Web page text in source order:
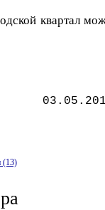
квартал
(13)